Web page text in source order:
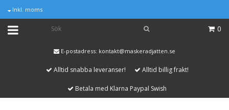
Inkl. moms
0
E-postadress: kontakt@maskeradjatten.se
Alltid snabba leveranser! Alltid billig frakt!
Betala med Klarna Paypal Swish